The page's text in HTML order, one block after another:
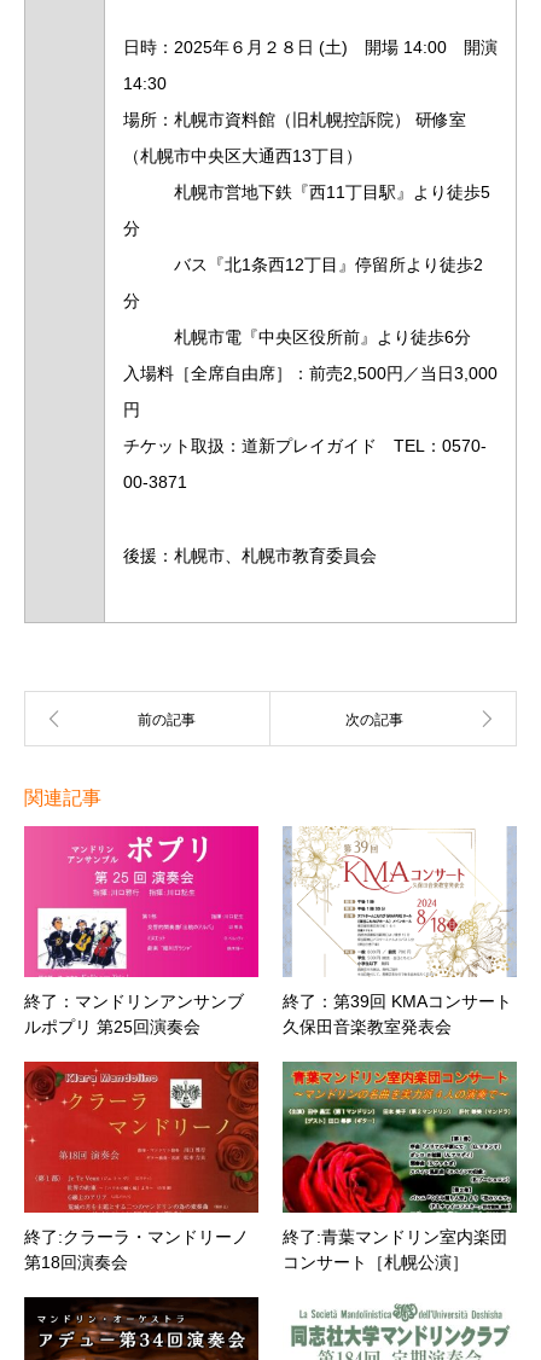
日時：2025年６月２８日 (土) 開場 14:00 開演
14:30
場所：札幌市資料館（旧札幌控訴院） 研修室
（札幌市中央区大通西13丁目）
札幌市営地下鉄『西11丁目駅』より徒歩5
分
バス『北1条西12丁目』停留所より徒歩2
分
札幌市電『中央区役所前』より徒歩6分
入場料［全席自由席］：前売2,500円／当日3,000
円
チケット取扱：道新プレイガイド TEL：0570-
00-3871
後援：札幌市、札幌市教育委員会
関連記事
終了：マンドリンアンサンブ
ルポプリ 第25回演奏会
終了：第39回 KMAコンサート
久保田音楽教室発表会
終了:クラーラ・マンドリーノ
第18回演奏会
終了:青葉マンドリン室内楽団
コンサート［札幌公演］